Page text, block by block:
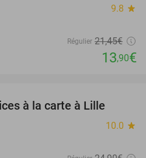
9.8 star
Régulier 21,45€
13,90€
à la carte à Lille
10.0 star